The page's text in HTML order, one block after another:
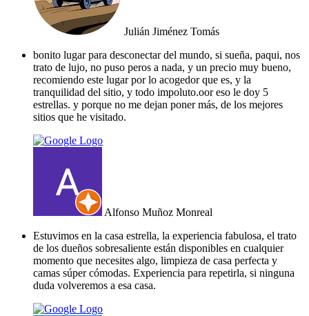
Julián Jiménez Tomás
bonito lugar para desconectar del mundo, si sueña, paqui, nos
trato de lujo, no puso peros a nada, y un precio muy bueno,
recomiendo este lugar por lo acogedor que es, y la
tranquilidad del sitio, y todo impoluto.oor eso le doy 5
estrellas. y porque no me dejan poner más, de los mejores
sitios que he visitado.
Alfonso Muñoz Monreal
Estuvimos en la casa estrella, la experiencia fabulosa, el trato
de los dueños sobresaliente están disponibles en cualquier
momento que necesites algo, limpieza de casa perfecta y
camas súper cómodas. Experiencia para repetirla, si ninguna
duda volveremos a esa casa.